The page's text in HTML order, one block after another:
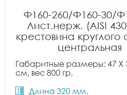
Ф160-260/Ф160-30/
Лист.нерж. (AISI
крестовина круглого
центральная
Габаритные размеры: 47 X
см, вес 800 гр.
Длина 320 мм.